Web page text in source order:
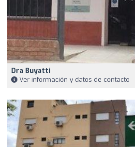
Dra Buyatti
Ver información y datos de contacto